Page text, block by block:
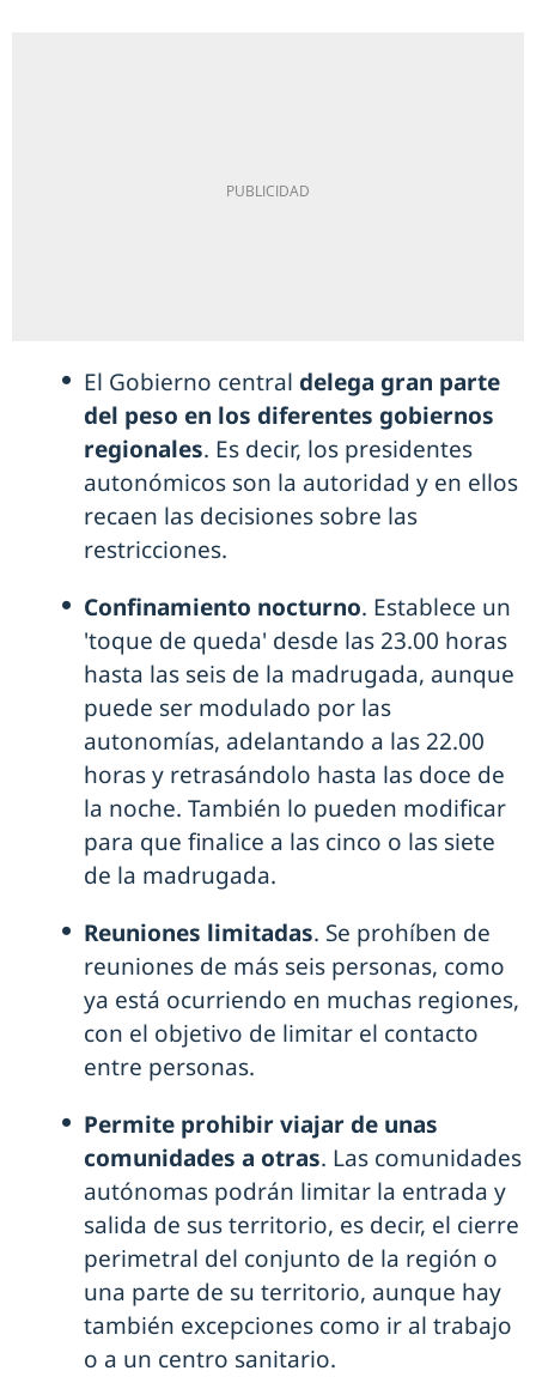
El Gobierno central delega gran parte
del peso en los diferentes gobiernos
regionales. Es decir, los presidentes
autonómicos son la autoridad y en ellos
recaen las decisiones sobre las
restricciones.
Confinamiento nocturno. Establece un
'toque de queda' desde las 23.00 horas
hasta las seis de la madrugada, aunque
puede ser modulado por las
autonomías, adelantando a las 22.00
horas y retrasándolo hasta las doce de
la noche. También lo pueden modificar
para que finalice a las cinco o las siete
de la madrugada.
Reuniones limitadas. Se prohíben de
reuniones de más seis personas, como
ya está ocurriendo en muchas regiones,
con el objetivo de limitar el contacto
entre personas.
Permite prohibir viajar de unas
comunidades a otras. Las comunidades
autónomas podrán limitar la entrada y
salida de sus territorio, es decir, el cierre
perimetral del conjunto de la región o
una parte de su territorio, aunque hay
también excepciones como ir al trabajo
o a un centro sanitario.